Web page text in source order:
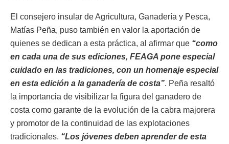
El consejero insular de Agricultura, Ganadería y Pesca,
Matías Peña, puso también en valor la aportación de
quienes se dedican a esta práctica, al afirmar que “como
en cada una de sus ediciones, FEAGA pone especial
cuidado en las tradiciones, con un homenaje especial
en esta edición a la ganadería de costa”. Peña resaltó
la importancia de visibilizar la figura del ganadero de
costa como garante de la evolución de la cabra majorera
y promotor de la continuidad de las explotaciones
tradicionales. “Los jóvenes deben aprender de esta